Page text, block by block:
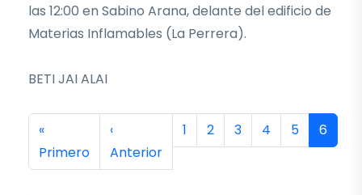
las 12:00 en Sabino Arana, delante del edificio de
Materias Inflamables (La Perrera).
BETI JAI ALAI
Paginación
Primera página
«
Primero
Página anterior
‹
Anterior
Página
1 Página
2 Página
3 Página
4 Página
5 6